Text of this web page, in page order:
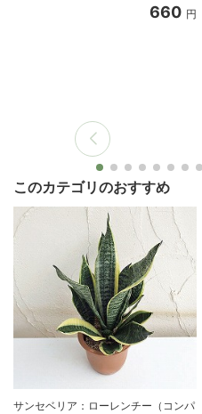
660 円
このカテゴリのおすすめ
サンセベリア：ローレンチー（コンパ